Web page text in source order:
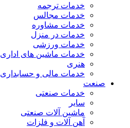
خدمات ترجمه
خدمات مجالس
خدمات مشاوره
خدمات در منزل
خدمات ورزشی
خدمات ماشین های اداری
هنری
خدمات مالی و حسابداری
صنعت
خدمات صنعتی
سایر
ماشین آلات صنعتی
آهن آلات و فلزات